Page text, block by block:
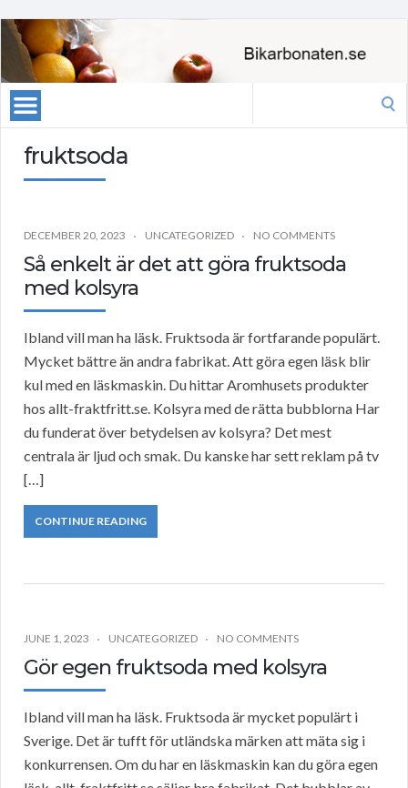
fruktsoda
DECEMBER 20, 2023 UNCATEGORIZED NO COMMENTS
Så enkelt är det att göra fruktsoda
med kolsyra
Ibland vill man ha läsk. Fruktsoda är fortfarande populärt.
Mycket bättre än andra fabrikat. Att göra egen läsk blir
kul med en läskmaskin. Du hittar Aromhusets produkter
hos allt-fraktfritt.se. Kolsyra med de rätta bubblorna Har
du funderat över betydelsen av kolsyra? Det mest
centrala är ljud och smak. Du kanske har sett reklam på tv
[…]
CONTINUE READING
JUNE 1, 2023 UNCATEGORIZED NO COMMENTS
Gör egen fruktsoda med kolsyra
Ibland vill man ha läsk. Fruktsoda är mycket populärt i
Sverige. Det är tufft för utländska märken att mäta sig i
konkurrensen. Om du har en läskmaskin kan du göra egen